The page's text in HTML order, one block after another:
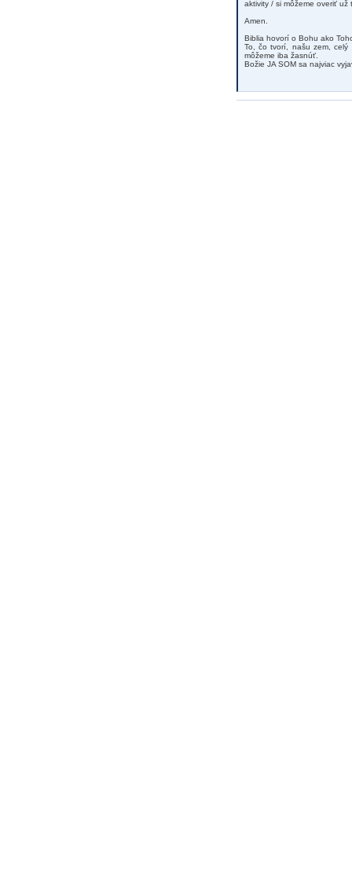
aktivity / si môžeme overiť už
Amen.
Biblia hovorí o Bohu ako
To, čo tvorí, našu zem, celý
môžeme iba žasnúť.
Božie JA SOM sa najviac